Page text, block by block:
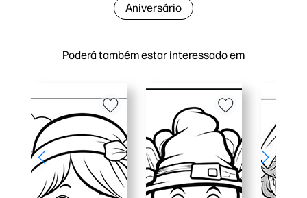
Poderá também estar interessado em
Aniversário